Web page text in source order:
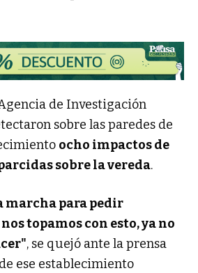
de Investigación
sobre las paredes de
ocho impactos de
sobre la vereda.
marcha para pedir
topamos con esto, ya no
, se quejó ante la prensa
ese establecimiento